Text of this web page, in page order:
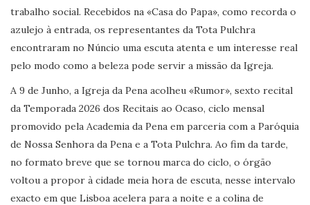
trabalho social. Recebidos na «Casa do Papa», como recorda o
azulejo à entrada, os representantes da Tota Pulchra
encontraram no Núncio uma escuta atenta e um interesse real
pelo modo como a beleza pode servir a missão da Igreja.
A 9 de Junho, a Igreja da Pena acolheu «Rumor», sexto recital
da Temporada 2026 dos Recitais ao Ocaso, ciclo mensal
promovido pela Academia da Pena em parceria com a Paróquia
de Nossa Senhora da Pena e a Tota Pulchra. Ao fim da tarde,
no formato breve que se tornou marca do ciclo, o órgão
voltou a propor à cidade meia hora de escuta, nesse intervalo
exacto em que Lisboa acelera para a noite e a colina de